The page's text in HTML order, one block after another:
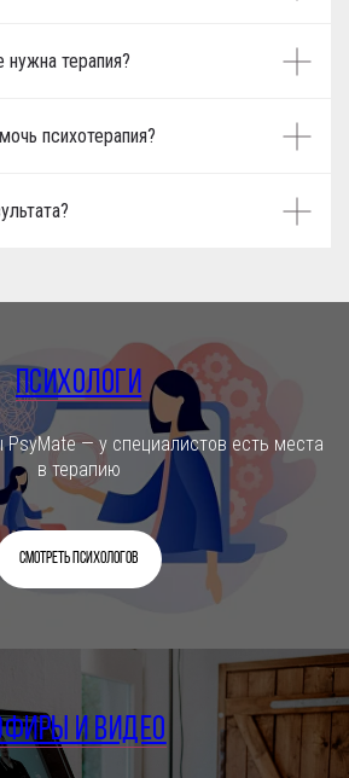
нужна терапия?
психотерапия?
Психологи
— у специалистов есть места
в терапию
Смотреть психологов
и видео